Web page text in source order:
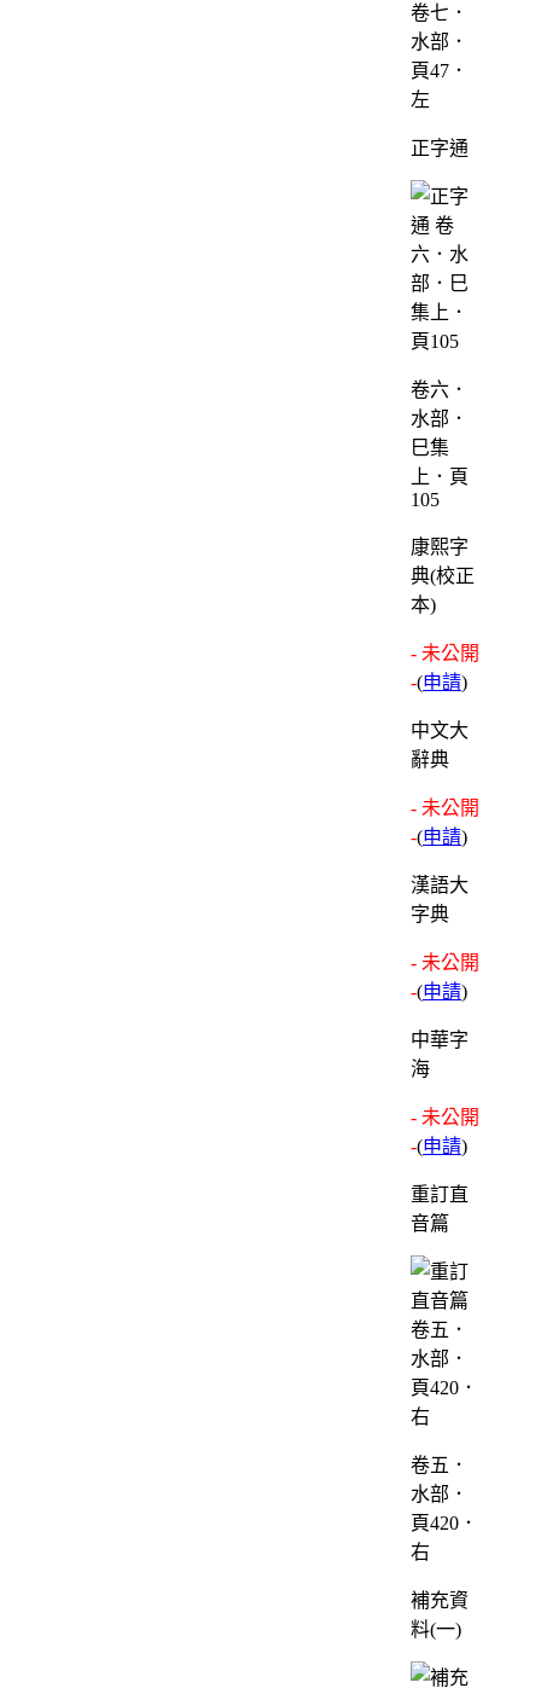
卷七．
水部．
頁47．
左
正字通
卷六．
水部．
巳集
上．頁
105
康熙字
典(校正
本)
- 未公開
-(申請)
中文大
辭典
- 未公開
-(申請)
漢語大
字典
- 未公開
-(申請)
中華字
海
- 未公開
-(申請)
重訂直
音篇
卷五．
水部．
頁420．
右
補充資
料(一)